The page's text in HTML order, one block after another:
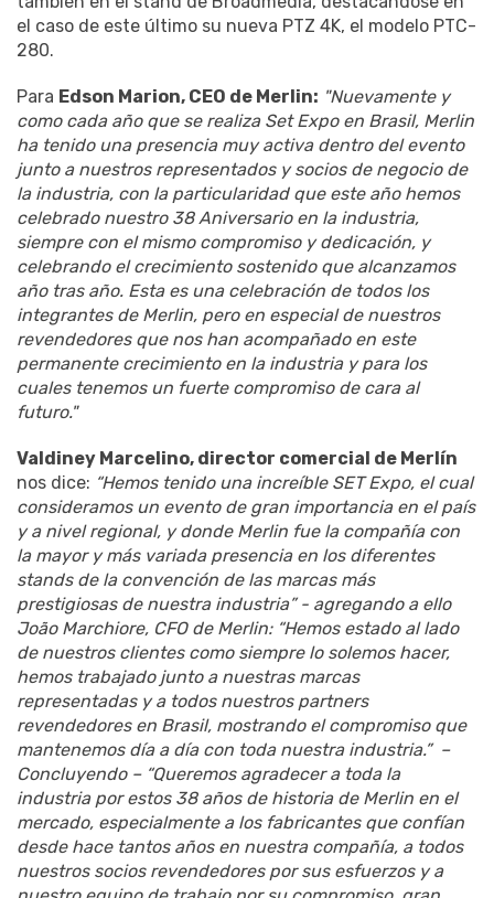
el caso de este último su nueva PTZ 4K, el modelo PTC-
280.
Para Edson Marion, CEO de Merlin: "Nuevamente y
como cada año que se realiza Set Expo en Brasil, Merlin
ha tenido una presencia muy activa dentro del evento
junto a nuestros representados y socios de negocio de
la industria, con la particularidad que este año hemos
celebrado nuestro 38 Aniversario en la industria,
siempre con el mismo compromiso y dedicación, y
celebrando el crecimiento sostenido que alcanzamos
año tras año. Esta es una celebración de todos los
integrantes de Merlin, pero en especial de nuestros
revendedores que nos han acompañado en este
permanente crecimiento en la industria y para los
cuales tenemos un fuerte compromiso de cara al
futuro."
Valdiney Marcelino, director comercial de Merlín
nos dice: “Hemos tenido una increíble SET Expo, el cual
consideramos un evento de gran importancia en el país
y a nivel regional, y donde Merlin fue la compañía con
la mayor y más variada presencia en los diferentes
stands de la convención de las marcas más
prestigiosas de nuestra industria” - agregando a ello
João Marchiore, CFO de Merlin: “Hemos estado al lado
de nuestros clientes como siempre lo solemos hacer,
hemos trabajado junto a nuestras marcas
representadas y a todos nuestros partners
revendedores en Brasil, mostrando el compromiso que
mantenemos día a día con toda nuestra industria.” –
Concluyendo – “Queremos agradecer a toda la
industria por estos 38 años de historia de Merlin en el
mercado, especialmente a los fabricantes que confían
desde hace tantos años en nuestra compañía, a todos
nuestros socios revendedores por sus esfuerzos y a